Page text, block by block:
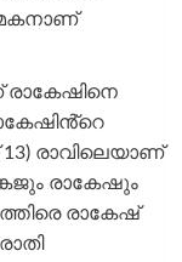
രാകേഷിനെ
രാവിലെയാണ്
രാകേഷും
രാകേഷ്